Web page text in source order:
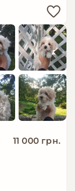
11 000 грн.